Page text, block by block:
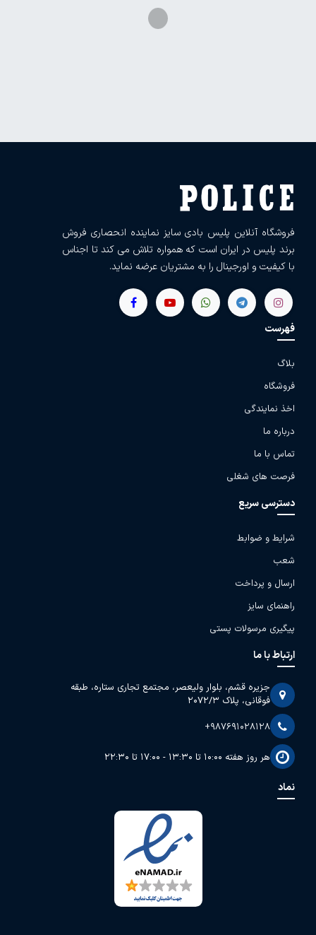
فروشگاه آنلاین پلیس بادی سایز نماینده انحصاری فروش
برند پلیس در ایران است که همواره تلاش می کند تا اجناس
با کیفیت و اورجینال را به مشتریان عرضه نماید.
فهرست
بلاگ
فروشگاه
اخذ نمایندگی
درباره ما
تماس با ما
فرصت های شغلی
دسترسی سریع
شرایط و ضوابط
شعب
ارسال و پرداخت
راهنمای سایز
پیگیری مرسولات پستی
ارتباط با ما
جزیره قشم، بلوار ولیعصر، مجتمع تجاری ستاره، طبقه
فوقانی، پلاک 2072/3
+987691028128
هر روز هفته 10:00 تا 13:30 - 17:00 تا 22:30
نماد